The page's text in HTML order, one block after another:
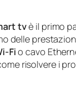
tvè il primo
delle
o cavo
risolvere i